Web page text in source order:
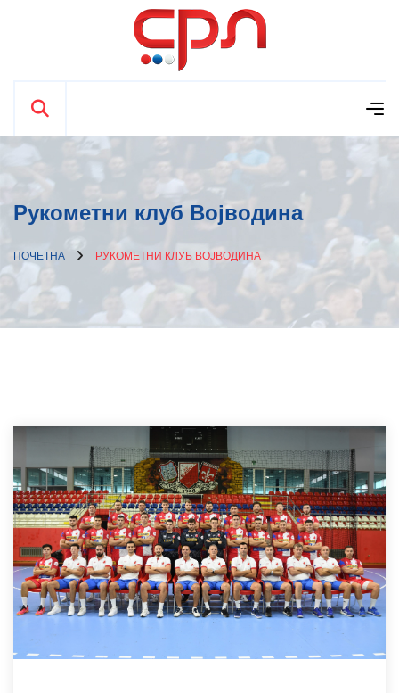
Рукометни клуб Војводина
ПОЧЕТНА РУКОМЕТНИ КЛУБ ВОЈВОДИНА